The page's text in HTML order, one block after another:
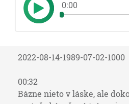
0:00
2022-08-14-1989-07-02-1000
00:32
Bázne nieto v láske, ale